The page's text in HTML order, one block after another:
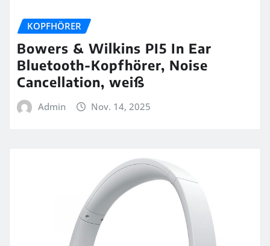
KOPFHÖRER
Bowers & Wilkins PI5 In Ear
Bluetooth-Kopfhörer, Noise
Cancellation, weiß
Admin Nov. 14, 2025